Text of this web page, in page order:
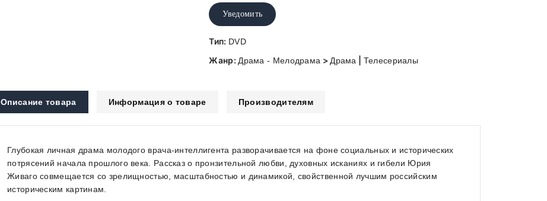
Уведомить
Тип: DVD
Жанр: Драма - Мелодрама > Драма Телесериалы
Описание товара Информация о товаре Производителям
Глубокая личная драма молодого врача-интеллигента разворачивается на фоне социальных и исторических
потрясений начала прошлого века. Рассказ о пронзительной любви, духовных исканиях и гибели Юрия
Живаго совмещается со зрелищностью, масштабностью и динамикой, свойственной лучшим российским
историческим картинам.